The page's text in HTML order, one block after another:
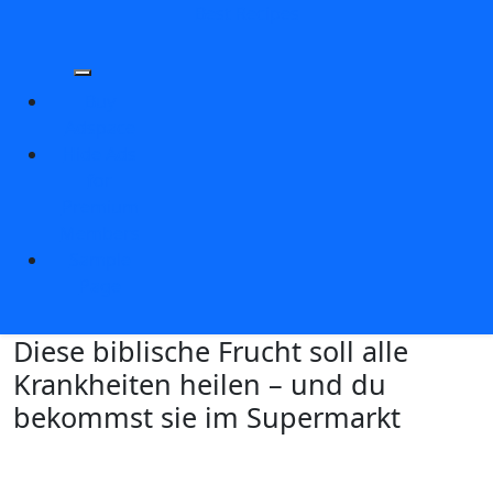
Diese biblische Frucht soll alle
Krankheiten heilen – und du
bekommst sie im Supermarkt